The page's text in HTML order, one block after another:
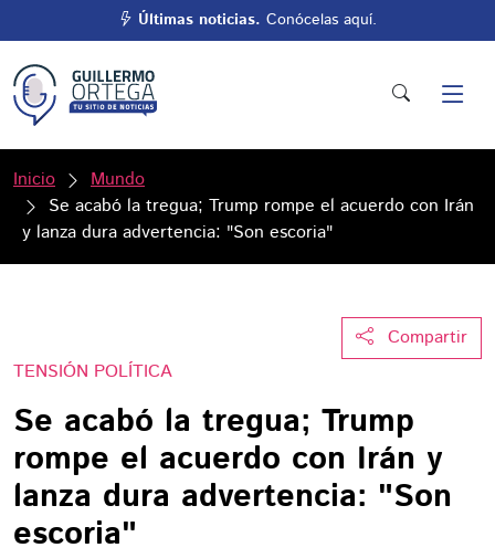
Últimas noticias. Conócelas aquí.
Inicio
Mundo
Se acabó la tregua; Trump rompe el acuerdo con Irán
y lanza dura advertencia: "Son escoria"
Compartir
TENSIÓN POLÍTICA
Se acabó la tregua; Trump
rompe el acuerdo con Irán y
lanza dura advertencia: "Son
escoria"